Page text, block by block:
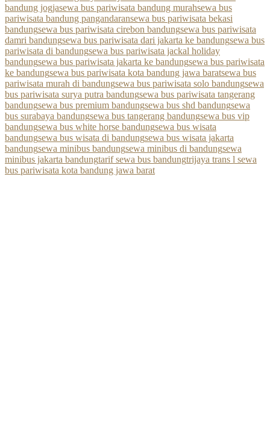
bandung jogjasewa bus pariwisata bandung murahsewa bus
pariwisata bandung pangandaransewa bus pariwisata bekasi
bandungsewa bus pariwisata cirebon bandungsewa bus pariwisata
damri bandungsewa bus pariwisata dari jakarta ke bandungsewa bus
pariwisata di bandungsewa bus pariwisata jackal holiday
bandungsewa bus pariwisata jakarta ke bandungsewa bus pariwisata
ke bandungsewa bus pariwisata kota bandung jawa baratsewa bus
pariwisata murah di bandungsewa bus pariwisata solo bandungsewa
bus pariwisata surya putra bandungsewa bus pariwisata tangerang
bandungsewa bus premium bandungsewa bus shd bandungsewa
bus surabaya bandungsewa bus tangerang bandungsewa bus vip
bandungsewa bus white horse bandungsewa bus wisata
bandungsewa bus wisata di bandungsewa bus wisata jakarta
bandungsewa minibus bandungsewa minibus di bandungsewa
minibus jakarta bandungtarif sewa bus bandungtrijaya trans l sewa
bus pariwisata kota bandung jawa barat